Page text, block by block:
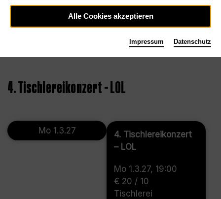
4. Tischlereikonzert – LOL
Mo 1.3.27
4. Tischlereikonzert
– LOL
Mo 1.3.27, 19:00
€ 20 / 10
Tischlerei
Alle Cookies akzeptieren
Impressum Datenschutz